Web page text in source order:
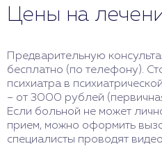
Цены на
Предварительную
бесплатно (по телефону).
психиатра в
– от 3000 рублей
Если больной не может
прием, можно оформить
специалисты проводят